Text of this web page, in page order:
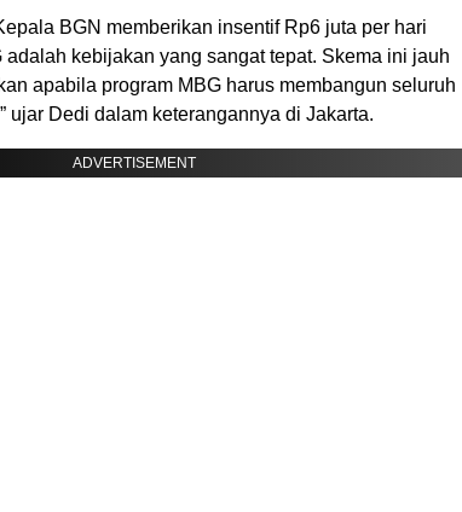
BGN memberikan insentif Rp6 juta per hari
adalah kebijakan yang sangat tepat. Skema ini jauh
apabila program MBG harus membangun seluruh
ujar Dedi dalam keterangannya di Jakarta.
ADVERTISEMENT